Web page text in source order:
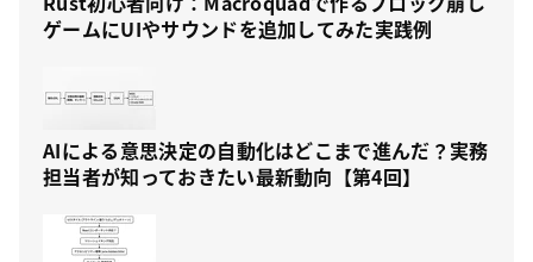
ゲームにUIやサウンドを追加してみた実践例
AIによる意思決定の自動化はどこまで進んだ？実務
担当者が知っておきたい最新動向【第4回】